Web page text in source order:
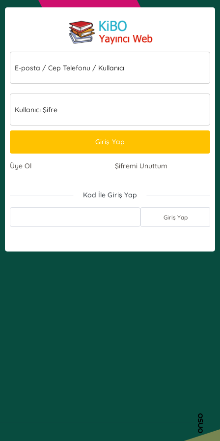
E-posta / Cep Telefonu / Kullanıcı
Kullanıcı Şifre
Giriş Yap
Üye Ol Şifremi Unuttum
Kod İle Giriş Yap
Giriş Yap